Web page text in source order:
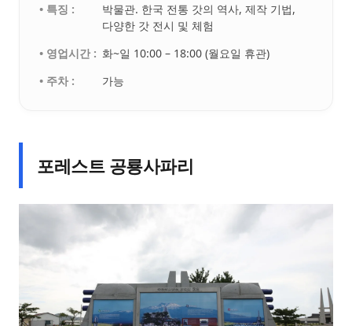
• 특징 :
박물관. 한국 전통 갓의 역사, 제작 기법,
다양한 갓 전시 및 체험
• 영업시간 : 화~일 10:00 – 18:00 (월요일 휴관)
• 주차 :
가능
포레스트 공룡사파리